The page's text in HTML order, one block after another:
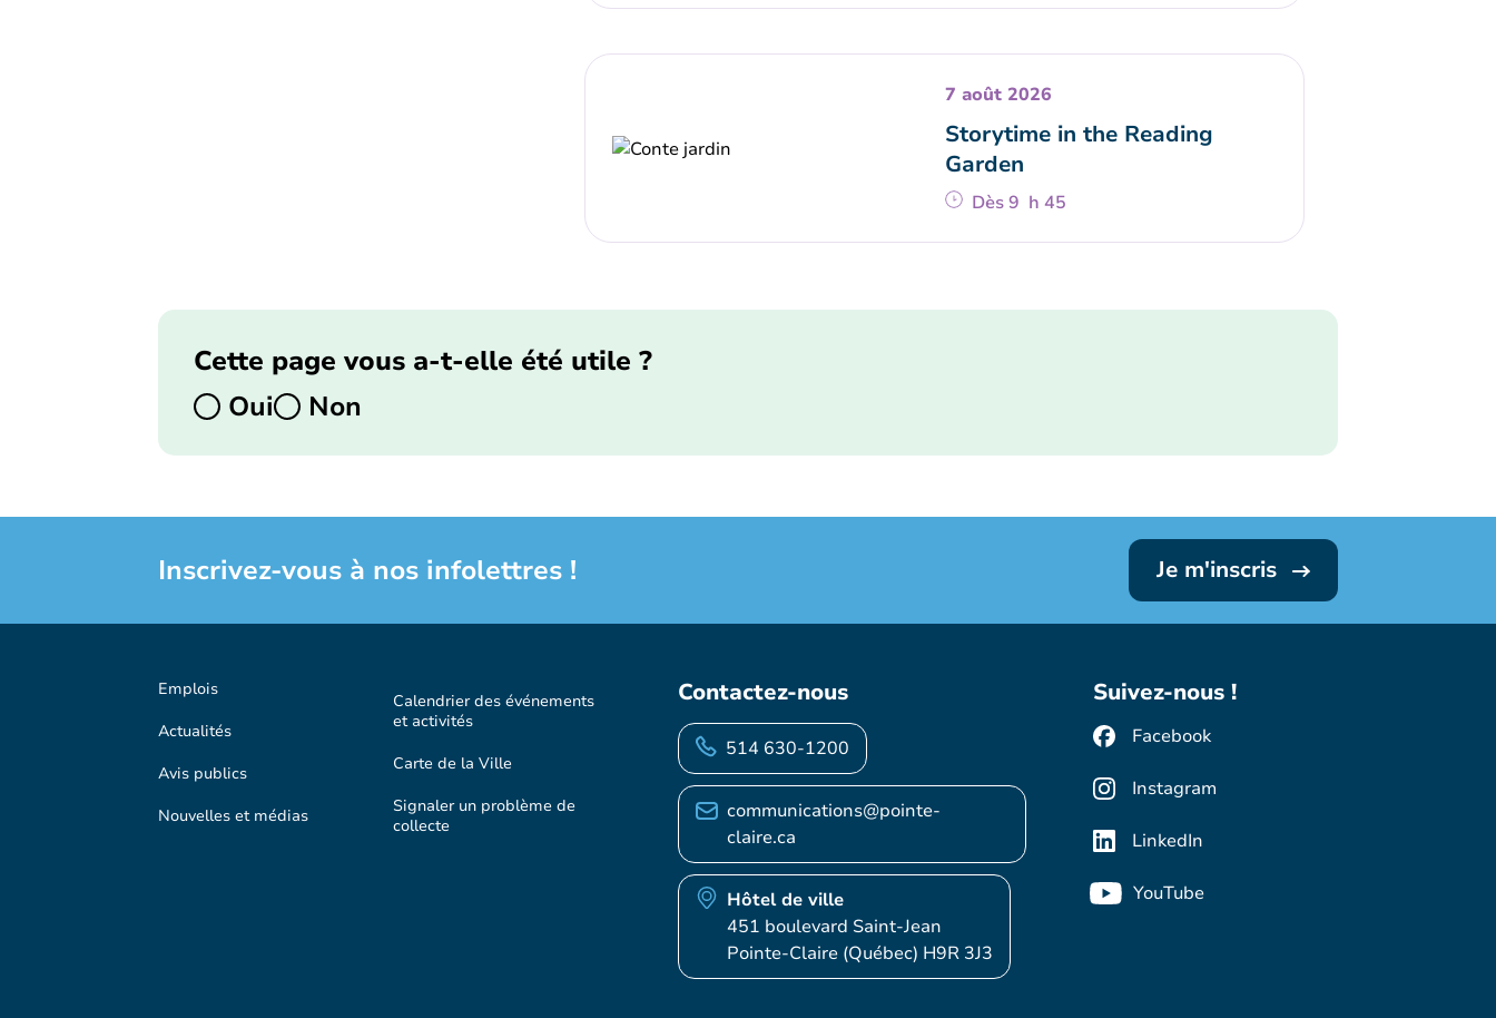
7 août 2026
Storytime in the Reading
Garden
Dès 9 h 45
Cette page vous a-t-elle été utile ?
Oui
Non
Inscrivez-vous à nos infolettres ! Je m'inscris
Emplois
Actualités
Avis publics
Nouvelles et médias
Calendrier des événements
et activités
Carte de la Ville
Signaler un problème de
collecte
Contactez-nous
514 630-1200
communications@pointe-
claire.ca
Hôtel de ville
451 boulevard Saint-Jean
Pointe-Claire (Québec) H9R 3J3
Suivez-nous !
Facebook
Instagram
LinkedIn
YouTube